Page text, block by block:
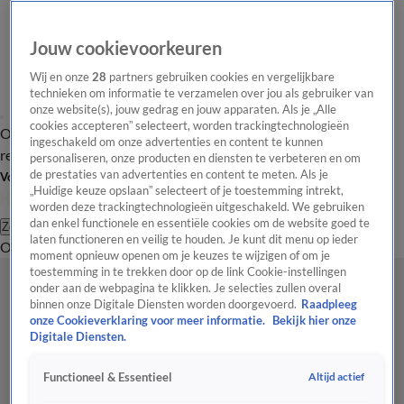
Overzicht Laatste nieuws Regionieuws Het beste van Hart
Tip de
redactie
Volg Hart van Nederland
Zoeken
OverzichtRegioUitzendingenWeerTip de redactiePanelVideo's
Jouw cookievoorkeuren
Wij en onze28 partners gebruiken cookies en vergelijkbare
technieken om informatie te verzamelen over jou als gebruiker van
onze website(s), jouw gedrag en jouw apparaten. Als je „Alle
cookies accepteren” selecteert, worden trackingtechnologieën
ingeschakeld om onze advertenties en content te kunnen
personaliseren, onze producten en diensten te verbeteren en om
de prestaties van advertenties en content te meten. Als je
„Huidige keuze opslaan” selecteert of je toestemming intrekt,
worden deze trackingtechnologieën uitgeschakeld. We gebruiken
dan enkel functionele en essentiële cookies om de website goed te
laten functioneren en veilig te houden. Je kunt dit menu op ieder
moment opnieuw openen om je keuzes te wijzigen of om je
toestemming in te trekken door op de link Cookie-instellingen
onder aan de webpagina te klikken. Je selecties zullen overal
binnen onze Digitale Diensten worden doorgevoerd. Raadpleeg
onze Cookieverklaring voor meer informatie.
Bekijk hier onze
Digitale Diensten.
Functioneel & Essentieel Altijd actief